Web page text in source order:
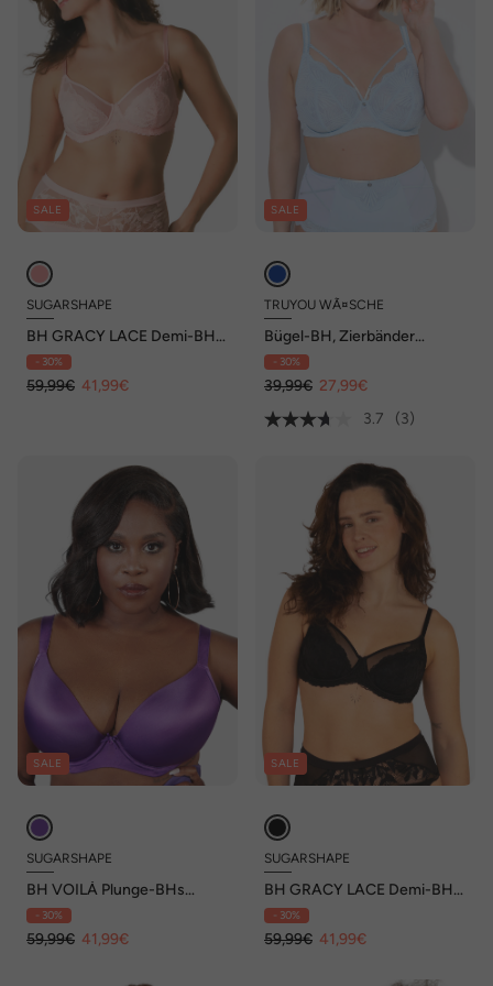
SALE
SUGARSHAPE
BH GRACY LACE Demi-BHs
Bügel-BHs,Spitzen-BHs
- 30%
59,99€ 41,99€
SALE
TRUYOU WÃ¤SCHE
Bügel-BH, Zierbänder
abnehmbar, Softcups, Cup B
- F- 30%
39,99€ 27,99€
3.7
(3)
SALE
SUGARSHAPE
BH VOILÀ Plunge-BHs
Bügel-BHs,Schalen-BHs,T-
Shirt-BHs
- 30%
59,99€ 41,99€
SALE
SUGARSHAPE
BH GRACY LACE Demi-BHs
Bügel-BHs,Spitzen-BHs
- 30%
59,99€ 41,99€